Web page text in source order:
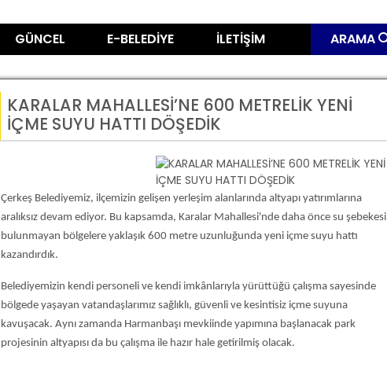
GÜNCEL E-BELEDİYE İLETİŞİM ARAMA
KARALAR MAHALLESİ’NE 600 METRELİK YENİ
İÇME SUYU HATTI DÖŞEDİK
Çerkeş Belediyemiz, ilçemizin gelişen yerleşim alanlarında altyapı yatırımlarına
aralıksız devam ediyor. Bu kapsamda, Karalar Mahallesi'nde daha önce su şebekesi
bulunmayan bölgelere yaklaşık 600 metre uzunluğunda yeni içme suyu hattı
kazandırdık.
Belediyemizin kendi personeli ve kendi imkânlarıyla yürüttüğü çalışma sayesinde
bölgede yaşayan vatandaşlarımız sağlıklı, güvenli ve kesintisiz içme suyuna
kavuşacak. Aynı zamanda Harmanbaşı mevkiinde yapımına başlanacak park
projesinin altyapısı da bu çalışma ile hazır hale getirilmiş olacak.